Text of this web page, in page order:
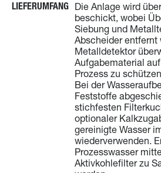
LIEFERUMFANG Die Anlage wird
beschickt, wobei
Siebung und
Abscheider entfernt
Metalldetektor
Aufgabematerial
Prozess zu
Bei der
Feststoffe
stichfesten
optionaler
gereinigte Wasser
wiederverwenden.
Prozesswasser
Aktivkohlefilter zu